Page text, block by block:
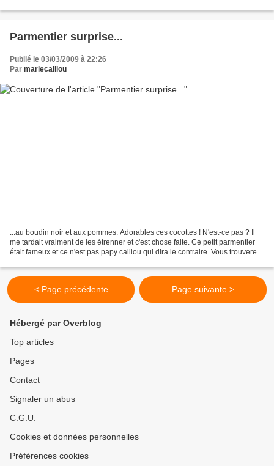
Parmentier surprise...
Publié le 03/03/2009 à 22:26
Par mariecaillou
...au boudin noir et aux pommes. Adorables ces cocottes ! N'est-ce pas ? Il
me tardait vraiment de les étrenner et c'est chose faite. Ce petit parmentier
était fameux et ce n'est pas papy caillou qui dira le contraire. Vous trouverez
< Page précédente Page suivante >
Hébergé par Overblog
Top articles
Pages
Contact
Signaler un abus
C.G.U.
Cookies et données personnelles
Préférences cookies